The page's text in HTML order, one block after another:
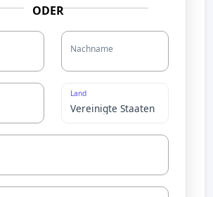
ODER
Nachname
Land